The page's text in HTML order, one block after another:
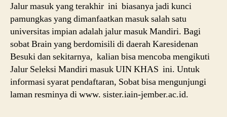
Jalur masuk yang terakhir ini biasanya jadi kunci
pamungkas yang dimanfaatkan masuk salah satu
universitas impian adalah jalur masuk Mandiri. Bagi
sobat Brain yang berdomisili di daerah Karesidenan
Besuki dan sekitarnya, kalian bisa mencoba mengikuti
Jalur Seleksi Mandiri masuk UIN KHAS ini. Untuk
informasi syarat pendaftaran, Sobat bisa mengunjungi
laman resminya di www. sister.iain-jember.ac.id.